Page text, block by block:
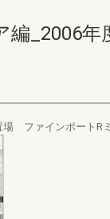
_2006年
ファインポートR